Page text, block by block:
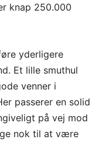
knap 250.000
yderligere
Et lille smuthul
venner i
passerer en solid
på vej mod
nok til at være